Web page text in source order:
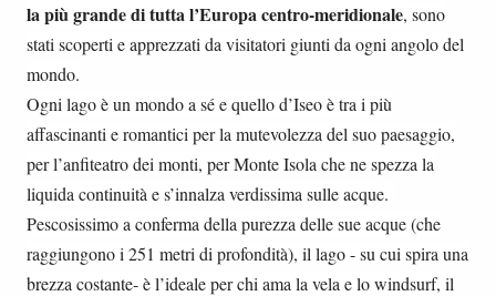
la più grande di tutta l’Europa centro-meridionale, sono
stati scoperti e apprezzati da visitatori giunti da ogni angolo del
mondo.
Ogni lago è un mondo a sé e quello d’Iseo è tra i più
affascinanti e romantici per la mutevolezza del suo paesaggio,
per l’anfiteatro dei monti, per Monte Isola che ne spezza la
liquida continuità e s’innalza verdissima sulle acque.
Pescosissimo a conferma della purezza delle sue acque (che
raggiungono i 251 metri di profondità), il lago - su cui spira una
brezza costante- è l’ideale per chi ama la vela e lo windsurf, il